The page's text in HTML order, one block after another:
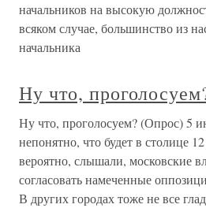
начальников на высокую
всяком случае, большинство из
начальника
Ну что,
Ну что, проголосуем? (Опрос) 5
непонятно, что будет в столице
вероятно, слышали, московские
согласовать намеченные
В других городах тоже не все